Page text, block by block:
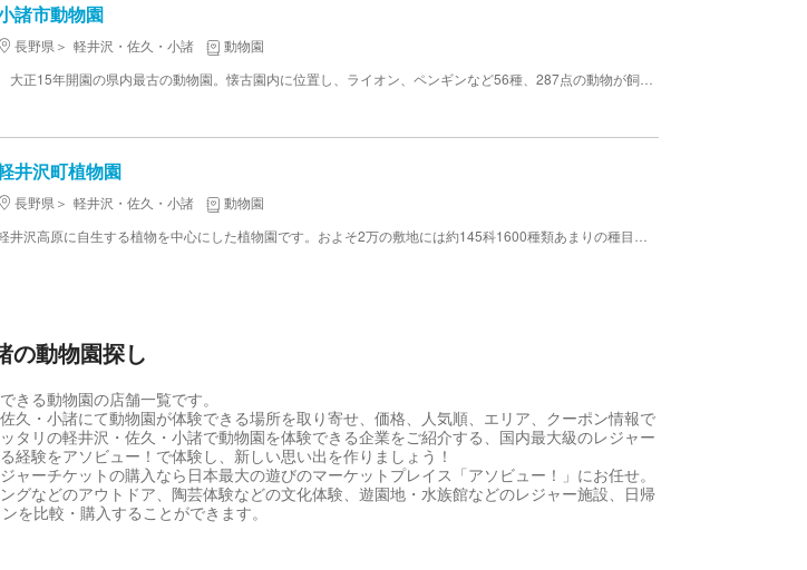
諸市動物園
長野県 軽井沢・佐久・小諸
動物園
井沢町植物園
長野県 軽井沢・佐久・小諸
動物園
の動物園探し
きる動物園の店舗一覧です。
久・小諸にて動物園が体験できる場所を取り寄せ、価格、人気順、エリア、クーポン情報で
タリの軽井沢・佐久・小諸で動物園を体験できる企業をご紹介する、国内最大級のレジャー
経験をアソビュー！で体験し、新しい思い出を作りましょう！
ャーチケットの購入なら日本最大の遊びのマーケットプレイス「アソビュー！」にお任せ。
グなどのアウトドア、陶芸体験などの文化体験、遊園地・水族館などのレジャー施設、日帰
を比較・購入することができます。